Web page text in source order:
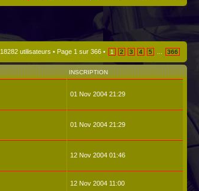
18282 utilisateurs • Page 1 sur 366 • 1 2 3 4 5 366
INSCRIPTION
01 Nov 2004 21:29
01 Nov 2004 21:29
12 Nov 2004 01:46
12 Nov 2004 11:00